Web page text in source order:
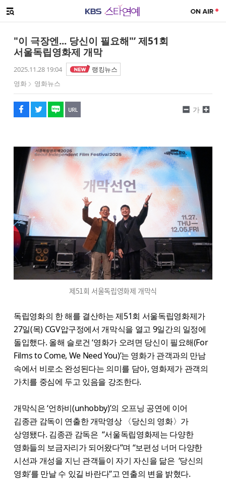
메뉴 열기
"이 극장엔... 당신이 필요해"’ 제51회
서울독립영화제 개막
2025.11.28 19:04
랭킹뉴스
영화
영화뉴스
페이스북
트위터
네이버
URL복사
글씨 작게보기
가
글씨 크게보기
제51회 서울독립영화제 개막식
독립영화의 한 해를 결산하는 제51회 서울독립영화제가
27일(목) CGV압구정에서 개막식을 열고 9일간의 일정에
돌입했다. 올해 슬로건 ‘영화가 오려면 당신이 필요해(For
Films to Come, We Need You)’는 영화가 관객과의 만남
속에서 비로소 완성된다는 의미를 담아, 영화제가 관객의
가치를 중심에 두고 있음을 강조한다.
개막식은 ‘언하비(unhobby)’의 오프닝 공연에 이어
김종관 감독이 연출한 개막영상 〈당신의 영화〉가
상영됐다. 김종관 감독은 “서울독립영화제는 다양한
영화들의 보금자리가 되어왔다”며 “보편성 너머 다양한
시선과 개성을 지닌 관객들이 자기 자신을 닮은 ‘당신의
영화’를 만날 수 있길 바란다”고 연출의 변을 밝혔다.
해시태그